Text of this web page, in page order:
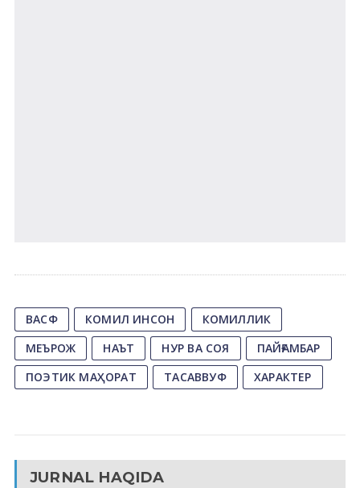
ВАСФ КОМИЛ ИНСОН
КОМИЛЛИК
МЕЪРОЖ
НАЪТ НУР ВА СОЯ
ПAЙҒAМБAР
ПОЭТИК МАҲОРАТ
ТАСАВВУФ ХАРАКТЕР
JURNAL HAQIDA